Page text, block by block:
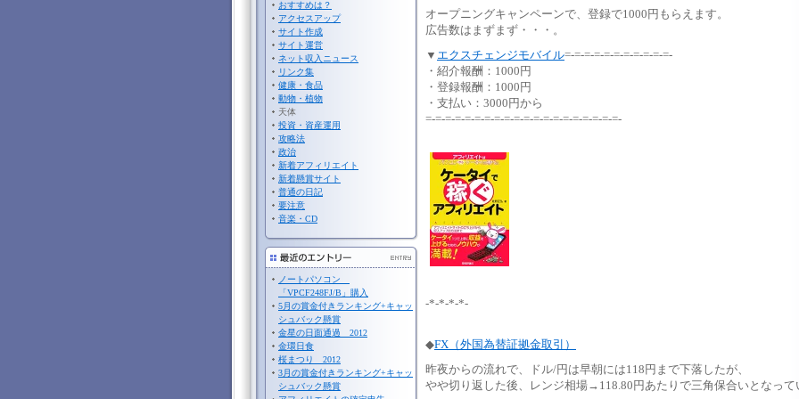
おすすめは？
アクセスアップ
サイト作成
サイト運営
ネット収入ニュース
リンク集
健康・食品
動物・植物
天体
投資・資産運用
攻略法
政治
新着アフィリエイト
新着懸賞サイト
普通の日記
要注意
音楽・CD
ノートパソコン
「VPCF248FJ/B」購入
5月の賞金付きランキング+キャッ
シュバック懸賞
金星の日面通過 2012
金環日食
桜まつり 2012
3月の賞金付きランキング+キャッ
シュバック懸賞
オープニングキャンペーンで、登録で1000円もらえます。
広告数はまずまず・・・。
▼ エクスチェンジモバイル=-=-=-=-=-=-=-=-=-=-=-
・紹介報酬：1000円
・登録報酬：1000円
・支払い：3000円から
=-=-=-=-=-=-=-=-=-=-=-=-=-=-=-=-=-=-=-=-
-*-*-*-*-
◆FX（外国為替証拠金取引）
昨夜からの流れで、ドル/円は早朝には118円まで下落したが、
やや切り返した後、レンジ相場→118.80円あたりで三角保合いとなって